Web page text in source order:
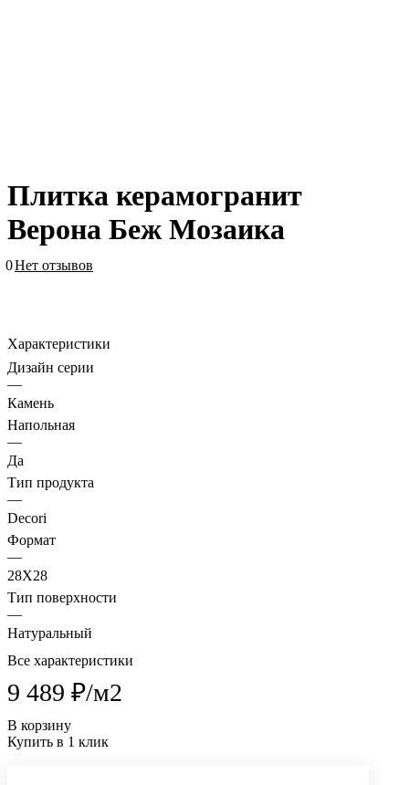
Плитка керамогранит
Верона Беж Мозаика
0Нет отзывов
Характеристики
Дизайн серии
—
Камень
Напольная
—
Да
Тип продукта
—
Decori
Формат
—
28X28
Тип поверхности
—
Натуральный
Все характеристики
9 489 ₽/м2
В корзину
Купить в 1 клик